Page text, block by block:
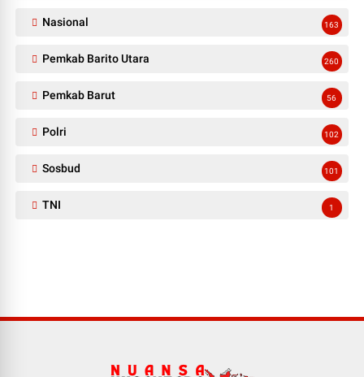
Nasional 163
Pemkab Barito Utara 260
Pemkab Barut 56
Polri 102
Sosbud 101
TNI 1